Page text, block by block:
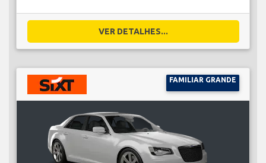
VER DETALHES...
FAMILIAR GRANDE